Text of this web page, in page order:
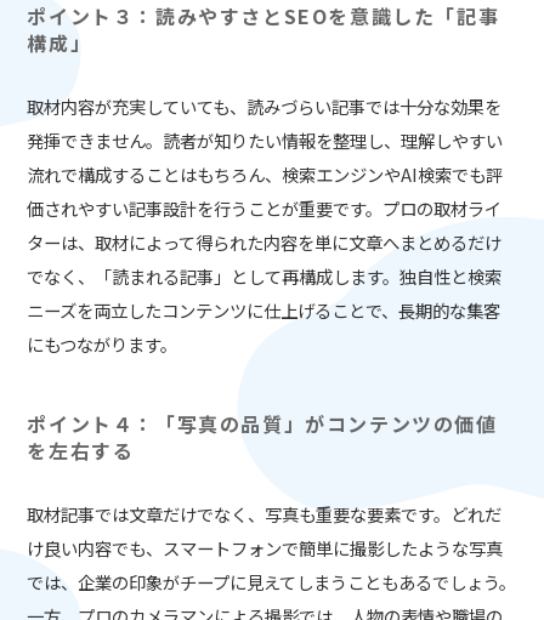
ポイント３：読みやすさとSEOを意識した「記事
構成」
取材内容が充実していても、読みづらい記事では十分な効果を
発揮できません。読者が知りたい情報を整理し、理解しやすい
流れで構成することはもちろん、検索エンジンやAI検索でも評
価されやすい記事設計を行うことが重要です。プロの取材ライ
ターは、取材によって得られた内容を単に文章へまとめるだけ
でなく、「読まれる記事」として再構成します。独自性と検索
ニーズを両立したコンテンツに仕上げることで、長期的な集客
にもつながります。
ポイント４：「写真の品質」がコンテンツの価値
を左右する
取材記事では文章だけでなく、写真も重要な要素です。どれだ
け良い内容でも、スマートフォンで簡単に撮影したような写真
では、企業の印象がチープに見えてしまうこともあるでしょう。